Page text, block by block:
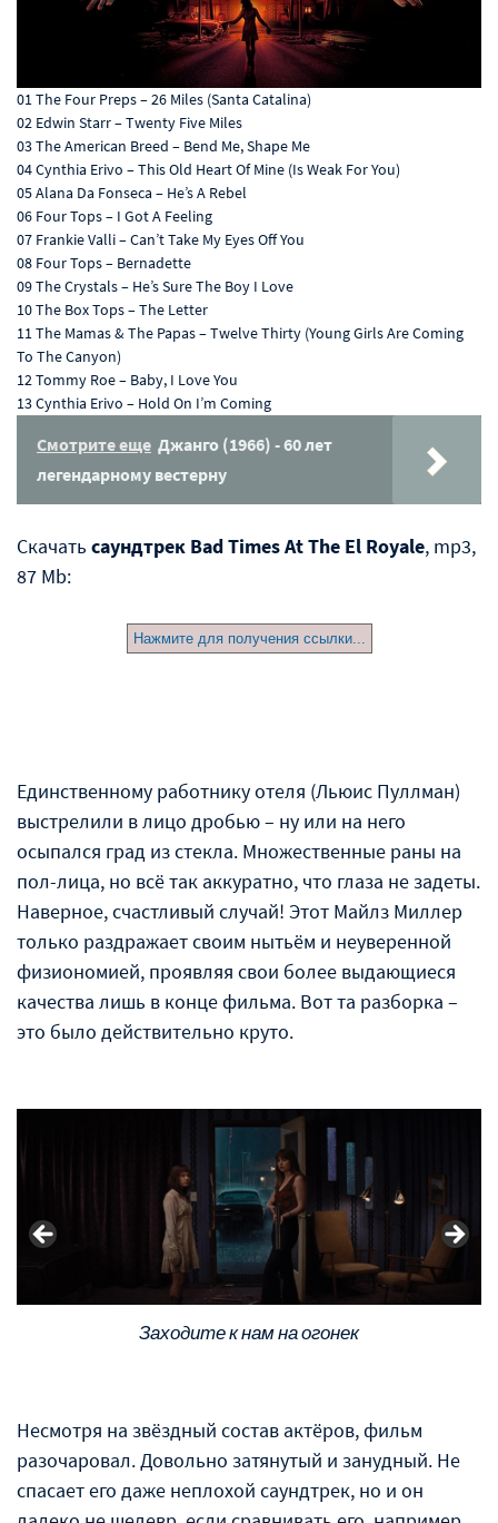
01 The Four Preps – 26 Miles (Santa Catalina)
02 Edwin Starr – Twenty Five Miles
03 The American Breed – Bend Me, Shape Me
04 Cynthia Erivo – This Old Heart Of Mine (Is Weak For You)
05 Alana Da Fonseca – He’s A Rebel
06 Four Tops – I Got A Feeling
07 Frankie Valli – Can’t Take My Eyes Off You
08 Four Tops – Bernadette
09 The Crystals – He’s Sure The Boy I Love
10 The Box Tops – The Letter
11 The Mamas & The Papas – Twelve Thirty (Young Girls Are Coming
To The Canyon)
12 Tommy Roe – Baby, I Love You
13 Cynthia Erivo – Hold On I’m Coming
Смотрите еще Джанго (1966) - 60 лет
легендарному вестерну
Скачать саундтрек Bad Times At The El Royale, mp3,
87 Mb:
Нажмите для получения ссылки...
Единственному работнику отеля (Льюис Пуллман)
выстрелили в лицо дробью – ну или на него
осыпался град из стекла. Множественные раны на
пол-лица, но всё так аккуратно, что глаза не задеты.
Наверное, счастливый случай! Этот Майлз Миллер
только раздражает своим нытьём и неуверенной
физиономией, проявляя свои более выдающиеся
качества лишь в конце фильма. Вот та разборка –
это было действительно круто.
Заходите к нам на огонек
Несмотря на звёздный состав актёров, фильм
разочаровал. Довольно затянутый и занудный. Не
спасает его даже неплохой саундтрек, но и он